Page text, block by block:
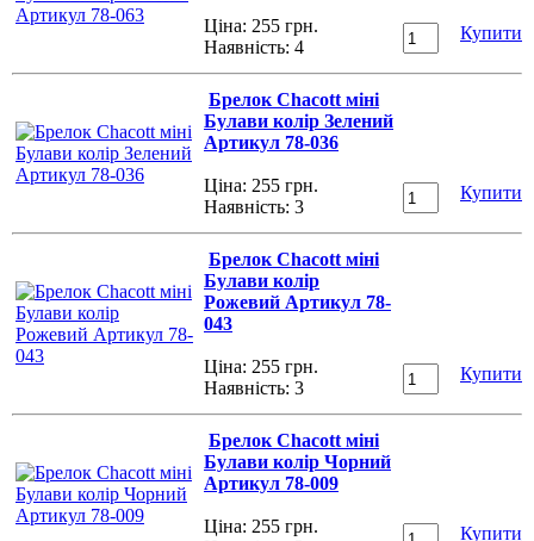
Ціна: 255 грн.
Наявність: 4
Купити
Брелок Chacott міні
Булави колір Зелений
Артикул 78-036
Ціна: 255 грн.
Наявність: 3
Купити
Брелок Chacott міні
Булави колір
Рожевий Артикул 78-
043
Ціна: 255 грн.
Наявність: 3
Купити
Брелок Chacott міні
Булави колір Чорний
Артикул 78-009
Ціна: 255 грн.
Купити